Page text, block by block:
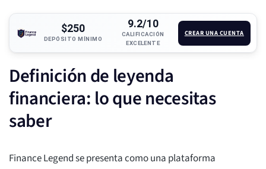
$250
DEPÓSITO MÍNIMO
9.2/10
CALIFICACIÓN
EXCELENTE
CREAR UNA CUENTA
Definición de leyenda
financiera: lo que necesitas
saber
Finance Legend se presenta como una plataforma